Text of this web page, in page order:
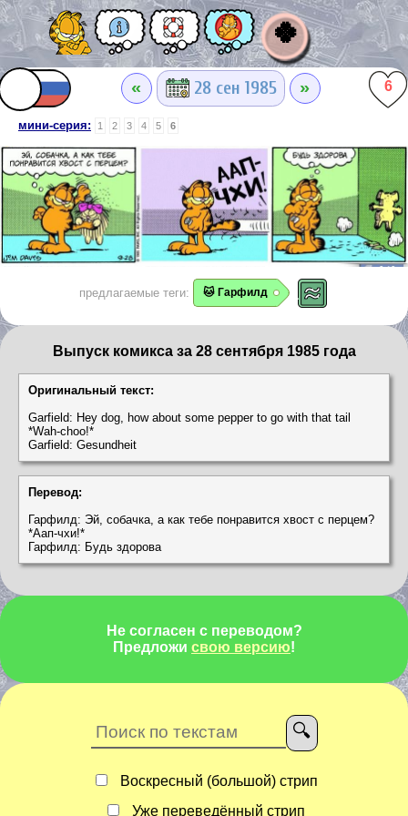
🍀
« 28 сен 1985 » 6
мини-серия: 1 2 3 4 5 6
предлагаемые теги: 🐱 Гарфилд
Выпуск комикса за 28 сентября 1985 года
Оригинальный текст:
Garfield: Hey dog, how about some pepper to go with that tail
*Wah-choo!*
Garfield: Gesundheit
Перевод:
Гарфилд: Эй, собачка, а как тебе понравится хвост с перцем?
*Аап-чхи!*
Гарфилд: Будь здорова
Не согласен с переводом?
Предложи свою версию!
Воскресный (большой) стрип
Уже переведённый стрип